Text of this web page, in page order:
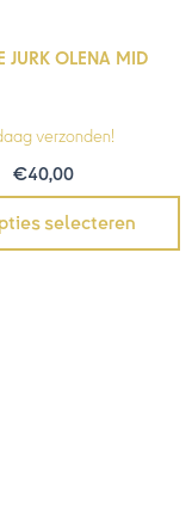
JURK OLENA MID
verzonden!
€40,00
selecteren